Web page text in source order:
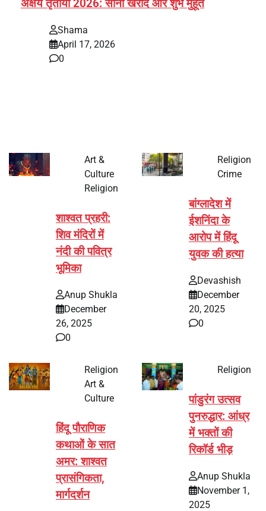
अक्षय तृतीया 2026: सोना खरीद और शुभ मुहूर्त
Shama
April 17, 2026
0
Art &
Culture
Religion
शाश्वत प्रहरी:
शिव मंदिरों में
नंदी की पवित्र
भूमिका
Anup Shukla
December
26, 2025
0
Religion
Crime
बांग्लादेश में
ईशनिंदा के
आरोप में हिंदू
युवक की हत्या
Devashish
December
20, 2025
0
Religion
Art &
Culture
हिंदू पौराणिक
कथाओं के सात
अमर: शाश्वत
प्रासंगिकता,
मार्गदर्शन
Religion
पांडुरंग उत्सव
पुनरुद्धार: आंध्र
में भक्तों की
रिकॉर्ड भीड़
Anup Shukla
November 1,
2025